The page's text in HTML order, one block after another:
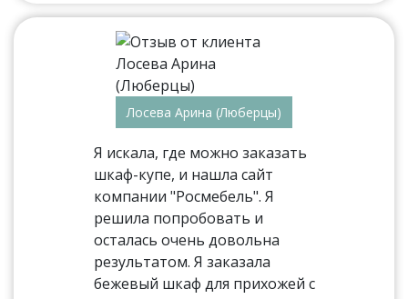
Лосева Арина (Люберцы)
Я искала, где можно заказать
шкаф-купе, и нашла сайт
компании "Росмебель". Я
решила попробовать и
осталась очень довольна
результатом. Я заказала
бежевый шкаф для прихожей с